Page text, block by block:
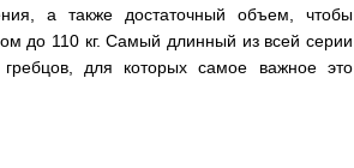
а также достаточный объем, чтобы
до 110 кг. Самый длинный из всей серии
для которых самое важное это